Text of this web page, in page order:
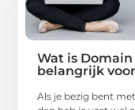
Wat is
belangrijk voor
Als je bezig bent